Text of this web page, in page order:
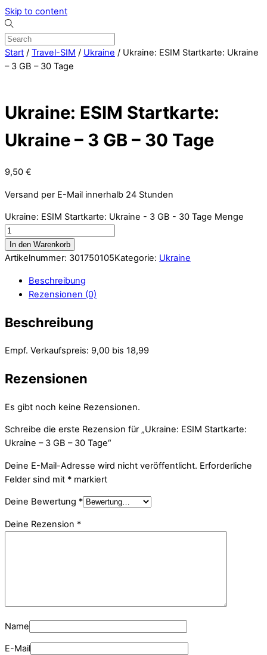
Skip to content
Start / Travel-SIM / Ukraine / Ukraine: ESIM Startkarte: Ukraine
– 3 GB – 30 Tage
Ukraine: ESIM Startkarte:
Ukraine – 3 GB – 30 Tage
9,50 €
Versand per E-Mail innerhalb 24 Stunden
Ukraine: ESIM Startkarte: Ukraine - 3 GB - 30 Tage Menge
In den Warenkorb
Artikelnummer: 301750105Kategorie: Ukraine
Beschreibung
Rezensionen (0)
Beschreibung
Empf. Verkaufspreis: 9,00 bis 18,99
Rezensionen
Es gibt noch keine Rezensionen.
Schreibe die erste Rezension für „Ukraine: ESIM Startkarte:
Ukraine – 3 GB – 30 Tage“
Deine E-Mail-Adresse wird nicht veröffentlicht. Erforderliche
Felder sind mit * markiert
Deine Bewertung *
Deine Rezension *
Name
E-Mail